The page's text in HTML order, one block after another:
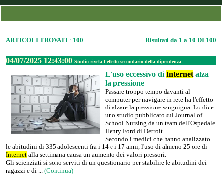
ARTICOLI TROVATI : 100 Risultati da 1 a 10 DI 100
04/07/2025 12:43:00 Studio rivela l'effetto secondario della dipendenza
L'uso eccessivo di Internet alza
la pressione
Passare troppo tempo davanti al
computer per navigare in rete ha l'effetto
di alzare la pressione sanguigna. Lo dice
uno studio pubblicato sul Journal of
School Nursing da un team dell'Ospedale
Henry Ford di Detroit.
Secondo i medici che hanno analizzato
le abitudini di 335 adolescenti fra i 14 e i 17 anni, l'uso di almeno 25 ore di
Internet alla settimana causa un aumento dei valori pressori.
Gli scienziati si sono serviti di un questionario per stabilire le abitudini dei
ragazzi e di ... (Continua)